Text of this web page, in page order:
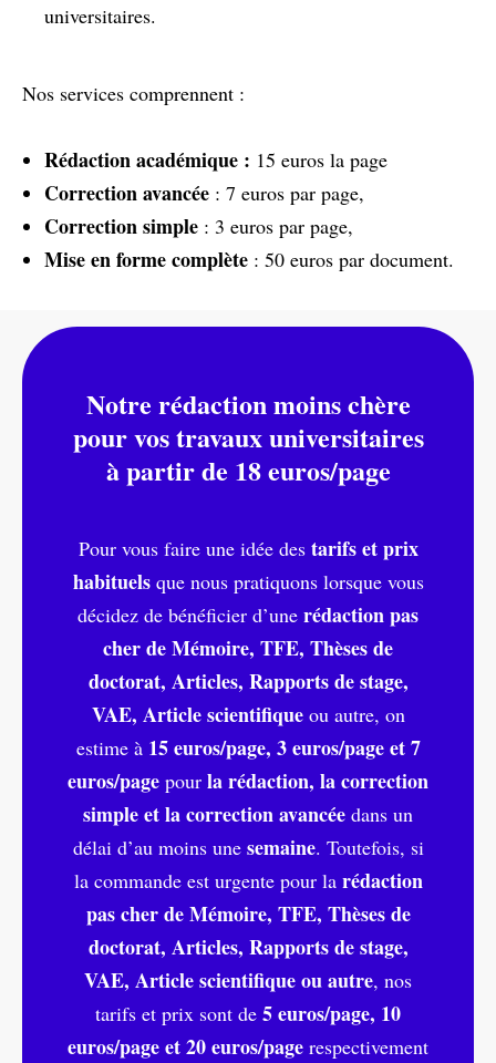
universitaires.
Nos services comprennent :
Rédaction académique : 15 euros la page
Correction avancée : 7 euros par page,
Correction simple : 3 euros par page,
Mise en forme complète : 50 euros par document.
Notre rédaction moins chère
pour vos travaux universitaires
à partir de 18 euros/page
Pour vous faire une idée des tarifs et prix
habituelsque nous pratiquons lorsque vous
décidez de bénéficier d’une rédaction pas
cher de Mémoire, TFE, Thèses de
doctorat, Articles, Rapports de stage,
VAE, Article scientifiqueou autre, on
estime à 15 euros/page, 3 euros/page et 7
euros/page pour la rédaction, la correction
simple et la correction avancée dans un
délai d’au moins une semaine. Toutefois, si
la commande est urgente pour la rédaction
pas cher de Mémoire, TFE, Thèses de
doctorat, Articles, Rapports de stage,
VAE, Article scientifique ou autre, nos
tarifs et prix sont de 5 euros/page, 10
euros/page et 20 euros/page respectivement